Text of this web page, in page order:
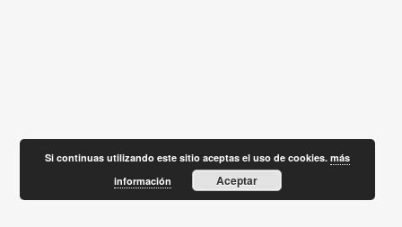
Si continuas utilizando este sitio aceptas el uso de cookies.más
información
Aceptar